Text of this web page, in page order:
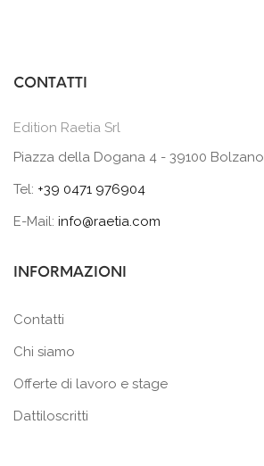
CONTATTI
Edition Raetia Srl
Piazza della Dogana 4 - 39100 Bolzano
Tel: +39 0471 976904
E-Mail: info@raetia.com
INFORMAZIONI
Contatti
Chi siamo
Offerte di lavoro e stage
Dattiloscritti